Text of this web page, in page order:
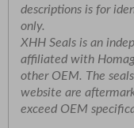
descriptions is for
only.
XHH Seals is an
affiliated with
other OEM. The seals
website are
exceed OEM